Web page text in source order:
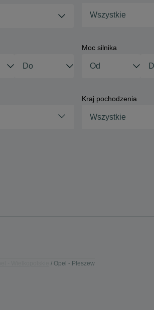
Wszystkie
Moc silnika
Kraj pochodzenia
Wszystkie
Opel - Pleszew